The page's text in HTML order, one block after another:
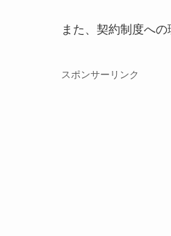
また、契約制度へ
スポンサーリンク